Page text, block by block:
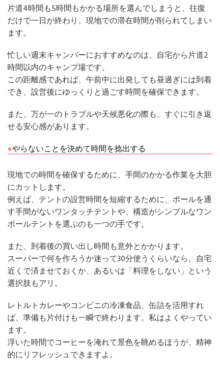
片道4時間も5時間もかかる場所を選んでしまうと、往復
だけで一日が終わり、現地での滞在時間が削られてしまい
ます。
忙しい週末キャンパーにおすすめなのは、自宅から片道2
時間以内のキャンプ場です。
この距離感であれば、午前中に出発しても昼過ぎには到着
でき、設営後にゆっくりと過ごす時間を確保できます。
また、万が一のトラブルや天候悪化の際も、すぐに引き返
せる安心感があります。
やらないことを決めて時間を捻出する
現地での時間を確保するために、手間のかかる作業を大胆
にカットします。
例えば、テントの設営時間を短縮するために、ポールを通
す手間がないワンタッチテントや、構造がシンプルなワン
ポールテントを選ぶのも一つの手です。
また、到着後の買い出し時間も意外とかかります。
スーパーで何を作ろうか迷って30分使うくらいなら、自宅
近くで済ませておくか、あるいは「料理をしない」という
選択肢もアリ。
レトルトカレーやコンビニの冷凍食品、缶詰を活用すれ
ば、準備も片付けも一瞬で終わります。私はよくやってい
ます。
浮いた時間でコーヒーを淹れて景色を眺めるほうが、精神
的にリフレッシュできますよ。